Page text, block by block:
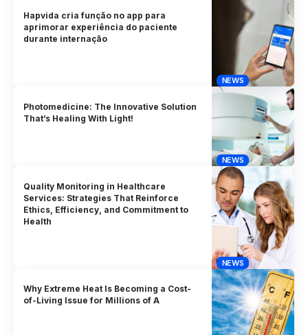
NEWS
Hapvida cria função no app para
aprimorar experiência do paciente
durante internação
NEWS
Photomedicine: The Innovative Solution
That’s Healing With Light!
NEWS
Quality Monitoring in Healthcare
Services: Strategies That Reinforce
Ethics, Efficiency, and Commitment to
Health
Why Extreme Heat Is Becoming a Cost-
of-Living Issue for Millions of A